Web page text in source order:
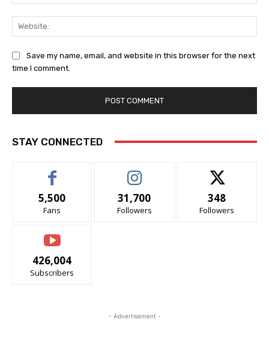
Save my name, email, and website in this browser for the next
time I comment.
STAY CONNECTED
5,500
Fans
31,700
Followers
348
Followers
426,004
Subscribers
- Advertisement -